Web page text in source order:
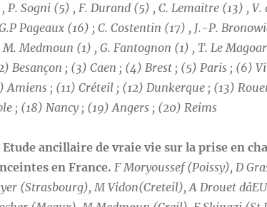
P. Sogni (5) , F. Durand (5) , C. Lemaitre (13) , V.
Pageaux (16) ; C. Costentin (17) , J.-P.
Medmoun (1) , G. Fantognon (1) , T. Le
Besançon ; (3) Caen ; (4) Brest ; (5) Paris ; (6)
; (11) Créteil ; (12) Dunkerque ; (13)
; (18) Nancy ; (19) Angers ; (20) Reims
: Etude ancillaire de vraie vie sur la prise en
en France. F Moryoussef (Poissy), D
(Strasbourg), M Vidon(Creteil), A Drouet